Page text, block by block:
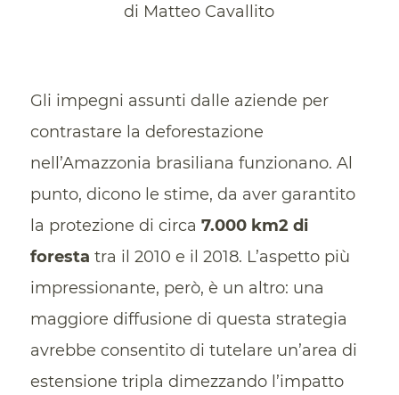
di Matteo Cavallito
Gli impegni assunti dalle aziende per
contrastare la deforestazione
nell’Amazzonia brasiliana funzionano. Al
punto, dicono le stime, da aver garantito
la protezione di circa 7.000 km2 di
foresta tra il 2010 e il 2018. L’aspetto più
impressionante, però, è un altro: una
maggiore diffusione di questa strategia
avrebbe consentito di tutelare un’area di
estensione tripla dimezzando l’impatto